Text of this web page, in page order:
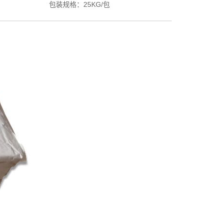
包装规格： 25KG/包